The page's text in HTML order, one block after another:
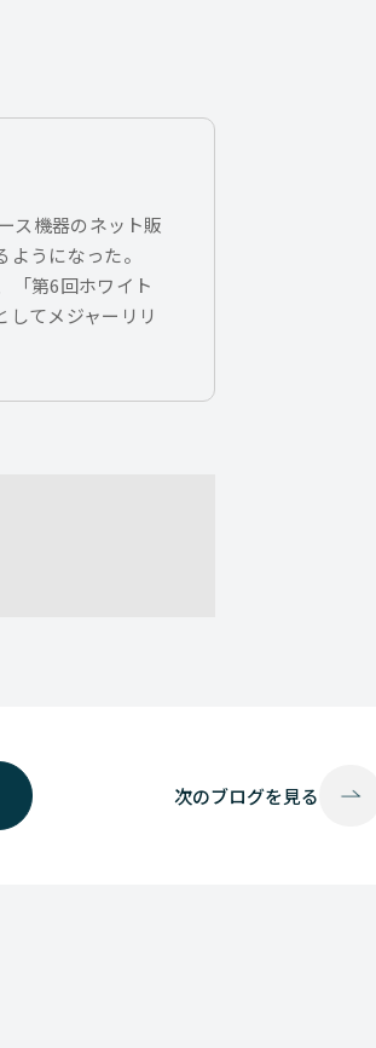
ス機器のネット販
うになった。
「第6回ホワイト
てメジャーリリ
次のブログを見る